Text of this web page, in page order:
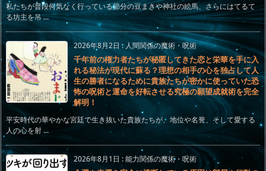
私たちが普段何気なく行っている節分の豆まきや神社の絵馬、さらにはてるて
る坊主を吊 ...
2026年8月2日 : 人間関係の魔術・呪術
千年前の権力者たちが秘匿してきた恋と栄華を手に入
れる秘法が現代に蘇る？理想の相手の心を独占して人
生の勝者になるために貴族たちが密かに使っていた恐
怖の呪術と運命を好転させる究極の願望成就術を完全
解明！
平安時代の華やかな宮廷で生き抜いた貴族たちが、地位や名誉、そして愛する
人の心を射 ...
2026年8月1日 :能力関係の魔術・呪術